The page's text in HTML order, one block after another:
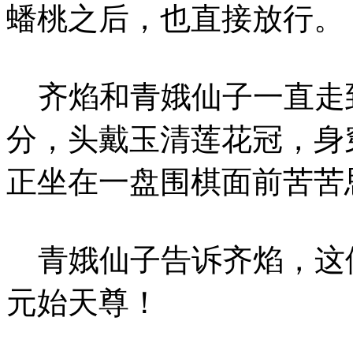
蟠桃之后，也直接放行。
齐焰和青娥仙子一直走
分，头戴玉清莲花冠，
正坐在一盘围棋面前苦苦
青娥仙子告诉齐焰，这
元始天尊！